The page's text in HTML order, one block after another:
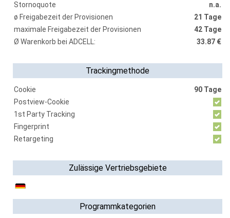
Stornoquote
n.a.
ø Freigabezeit der Provisionen
21 Tage
maximale Freigabezeit der Provisionen
42 Tage
Ø Warenkorb bei ADCELL:
33.87 €
Trackingmethode
Cookie
90 Tage
Postview-Cookie
1st Party Tracking
Fingerprint
Retargeting
Zulässige Vertriebsgebiete
Programmkategorien